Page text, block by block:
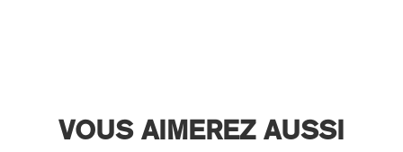
VOUS AIMEREZ AUSSI